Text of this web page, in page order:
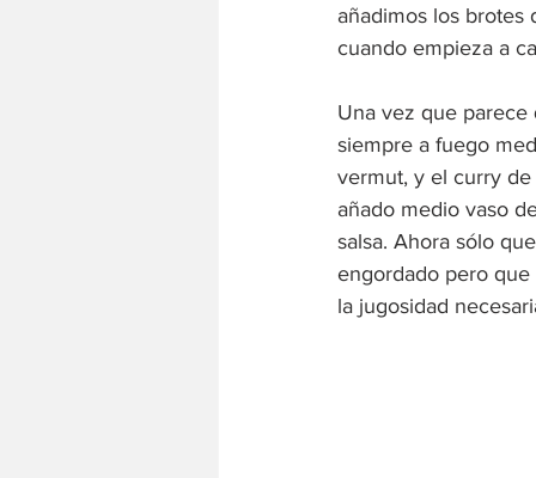
añadimos los brotes
cuando empieza a
Una vez que
siempre a fuego
vermut, y el curry
añado medio vaso
salsa. Ahora sólo
engordado pero
la jugosidad